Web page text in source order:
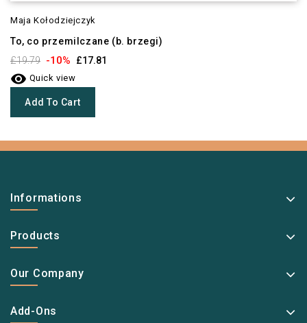
Maja Kołodziejczyk
To, co przemilczane (b. brzegi)
£19.79 -10% £17.81
 Quick view
Add To Cart
Informations
Products
Our Company
Add-Ons